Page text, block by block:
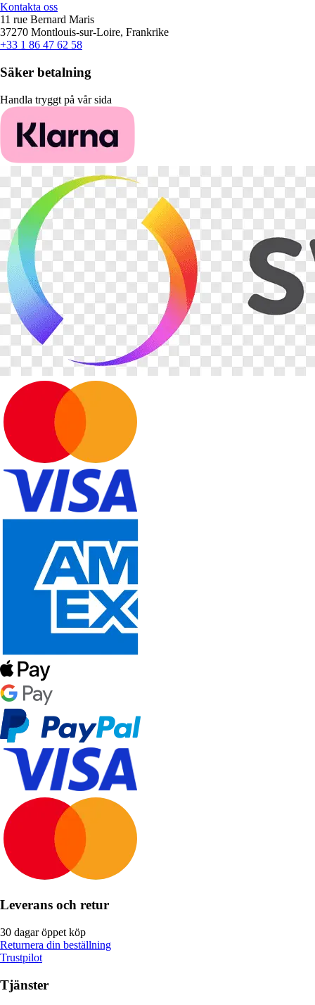
Kontakta oss
11 rue Bernard Maris
37270 Montlouis-sur-Loire, Frankrike
+33 1 86 47 62 58
Säker betalning
Handla tryggt på vår sida
Leverans och retur
30 dagar öppet köp
Returnera din beställning
Trustpilot
Tjänster